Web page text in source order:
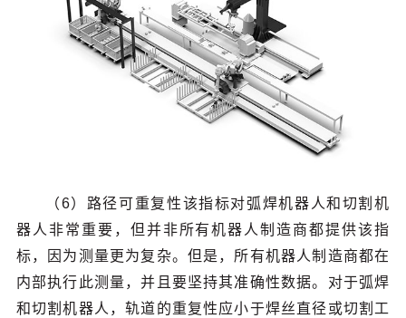
（6）路径可重复性该指标对弧焊机器人和切割机
器人非常重要，但并非所有机器人制造商都提供该指
标，因为测量更为复杂。但是，所有机器人制造商都在
内部执行此测量，并且要坚持其准确性数据。对于弧焊
和切割机器人，轨道的重复性应小于焊丝直径或切割工